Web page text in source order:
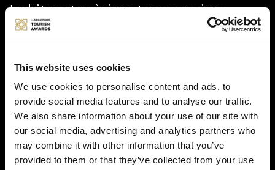
This website uses cookies
We use cookies to personalise content and ads, to
provide social media features and to analyse our traffic.
We also share information about your use of our site with
our social media, advertising and analytics partners who
may combine it with other information that you’ve
provided to them or that they’ve collected from your use
Les hôtes ont accès à une terrasse spacieuse
entourée de murs de protection à gauche et à
droite, ainsi qu’à un espace vert avec des chaises
Le matin, nous livrons un petit déjeuner complet et
copieux au chalet.
Sur commande, il est possible de se faire livrer
toutes sortes de plats faits maison le soir au chalet.
Dans la cabane de massage située dans le parc, les
hôtes ont le choix entre une multitude de